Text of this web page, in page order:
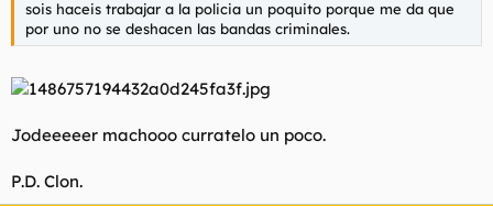
sois haceis trabajar a la policia un poquito porque me da que
por uno no se deshacen las bandas criminales.
Jodeeeeer machooo curratelo un poco.
P.D. Clon.